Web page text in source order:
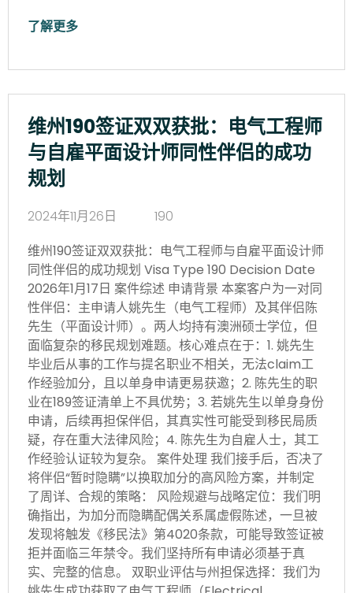
了解更多
维州190签证双双获批：电气工程师
与自雇平面设计师同性伴侣的成功
规划
2024年11月26日
190
维州190签证双双获批：电气工程师与自雇平面设计师
同性伴侣的成功规划 Visa Type 190 Decision Date
2026年1月17日 案件综述 申请背景 本案客户为一对同
性伴侣：主申请人姚先生（电气工程师）及其伴侣陈
先生（平面设计师）。两人均持有澳洲硕士学位，但
面临复杂的移民规划难题。核心难点在于：1. 姚先生
毕业后从事的工作与提名职业不相关，无法claim工
作经验加分，且以单身申请更易获邀；2. 陈先生的职
业在189签证清单上不具优势；3. 若姚先生以单身身份
申请，后续再担保伴侣，其真实性可能受到移民局质
疑，存在重大法律风险；4. 陈先生为自雇人士，其工
作经验认证较为复杂。 案件处理 我们接手后，否决了
将伴侣“暂时隐瞒”以换取加分的高风险方案，并制定
了周详、合规的策略： 风险规避与战略定位：我们明
确指出，为加分而隐瞒配偶关系属虚假陈述，一旦被
发现将触发《移民法》第4020条款，可能导致签证被
拒并面临三年禁令。我们坚持所有申请必须基于真
实、完整的信息。 双职业评估与州担保选择：我们为